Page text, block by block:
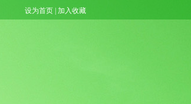
设为首页 加入收藏